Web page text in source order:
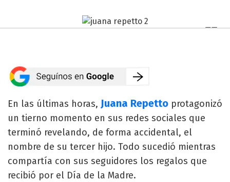
En las últimas horas, Juana Repetto protagonizó
un tierno momento en sus redes sociales que
terminó revelando, de forma accidental, el
nombre de su tercer hijo. Todo sucedió mientras
compartía con sus seguidores los regalos que
recibió por el Día de la Madre.